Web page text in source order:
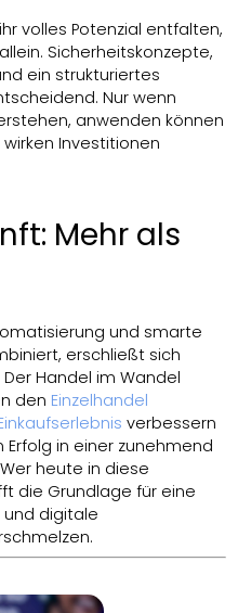
volles Potenzial entfalten,
Sicherheitskonzepte,
ein strukturiertes
Nur wenn
anwenden können
Investitionen
Mehr als
und smarte
erschließt sich
Handel im Wandel
den Einzelhandel
verbessern
in einer zunehmend
heute in diese
die Grundlage für eine
und digitale